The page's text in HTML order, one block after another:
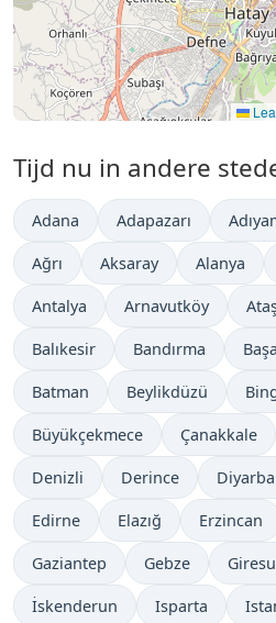
Tijd nu in andere
Adana Adapazarı
Ağrı Aksaray Alanya
Antalya Arnavutköy
Balıkesir Bandırma
Batman Beylikdüzü
Büyükçekmece Çanakkale
Denizli Derince
Edirne Elazığ Erzincan
Gaziantep Gebze
İskenderun Isparta